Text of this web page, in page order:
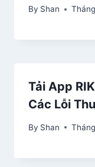
By Shan
Tải App
Các Lỗi
By Shan